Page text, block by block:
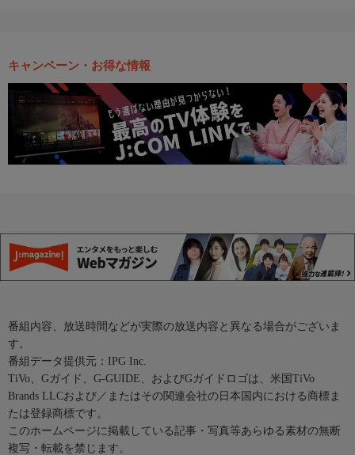
キャンペーン・お得な情報
番組内容、放送時間などが実際の放送内容と異なる場合がございま
す。
番組データ提供元：IPG Inc.
TiVo、Gガイド、G-GUIDE、およびGガイドロゴは、米国TiVo
Brands LLCおよび／またはその関連会社の日本国内における商標ま
たは登録商標です。
このホームページに掲載している記事・写真等あらゆる素材の無断
複写・転載を禁じます。